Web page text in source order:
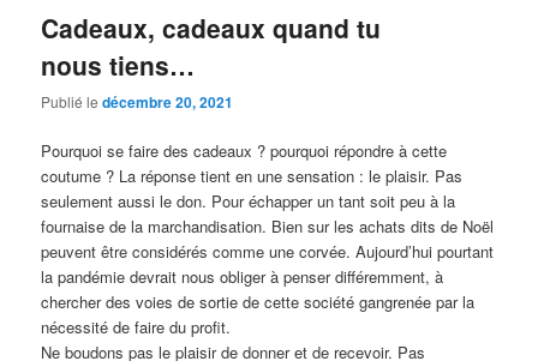
Cadeaux, cadeaux quand tu
nous tiens…
Publié ledécembre 20, 2021
Pourquoi se faire des cadeaux ? pourquoi répondre à cette
coutume ? La réponse tient en une sensation : le plaisir. Pas
seulement aussi le don. Pour échapper un tant soit peu à la
fournaise de la marchandisation. Bien sur les achats dits de Noël
peuvent être considérés comme une corvée. Aujourd’hui pourtant
la pandémie devrait nous obliger à penser différemment, à
chercher des voies de sortie de cette société gangrenée par la
nécessité de faire du profit.
Ne boudons pas le plaisir de donner et de recevoir. Pas